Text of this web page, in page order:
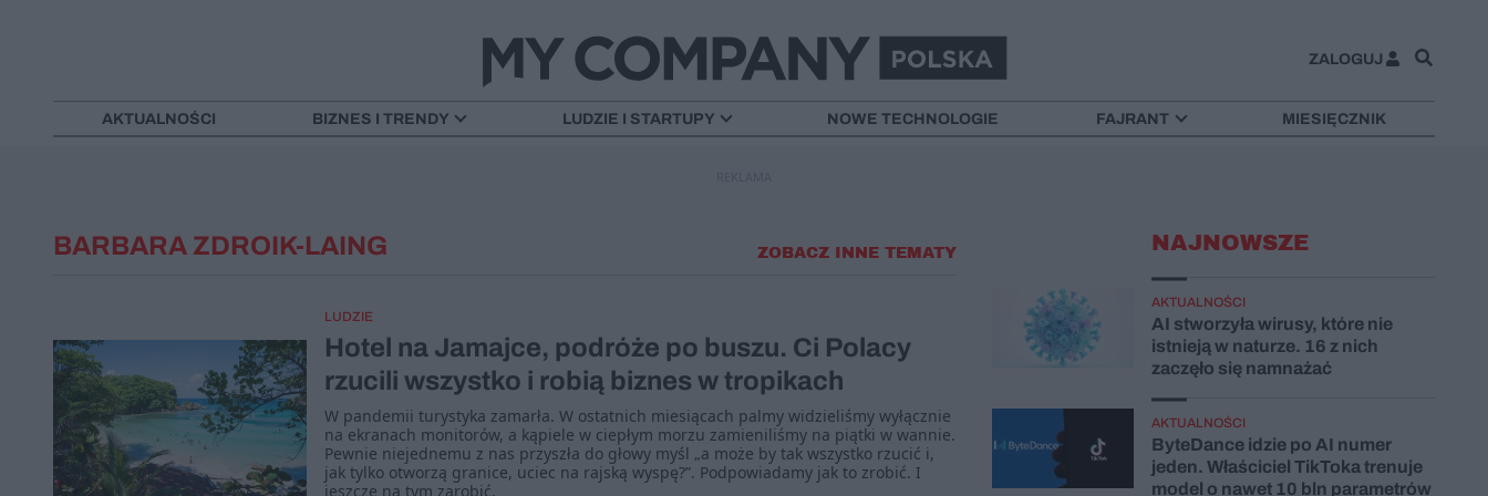
ZALOGUJ
AKTUALNOŚCI BIZNES I TRENDY LUDZIE I STARTUPY NOWE TECHNOLOGIE FAJRANT MIESIĘCZNIK
BARBARA ZDROIK-LAING ZOBACZ INNE TEMATY
LUDZIE
Hotel na Jamajce, podróże po buszu. Ci Polacy
rzucili wszystko i robią biznes w tropikach
W pandemii turystyka zamarła. W ostatnich miesiącach palmy widzieliśmy wyłącznie
na ekranach monitorów, a kąpiele w ciepłym morzu zamieniliśmy na piątki w wannie.
Pewnie niejednemu z nas przyszła do głowy myśl „a może by tak wszystko rzucić i,
jak tylko otworzą granice, uciec na rajską wyspę?”. Podpowiadamy jak to zrobić. I
jeszcze na tym zarobić.
NAJNOWSZE
AKTUALNOŚCI
AI stworzyła wirusy, które nie
istnieją w naturze. 16 z nich
zaczęło się namnażać
AKTUALNOŚCI
ByteDance idzie po AI numer
jeden. Właściciel TikToka trenuje
model o nawet 10 bln parametrów